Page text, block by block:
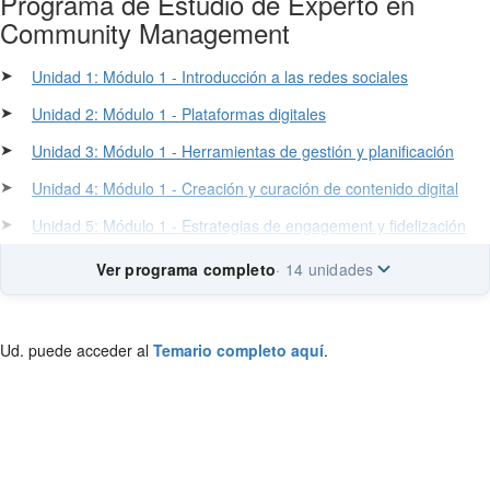
Community Management
➤
Unidad 1: Módulo 1 - Introducción a las redes sociales
➤
Unidad 2: Módulo 1 - Plataformas digitales
➤
Unidad 3: Módulo 1 - Herramientas de gestión y planificación
➤
Unidad 4: Módulo 1 - Creación y curación de contenido digital
➤
Unidad 5: Módulo 1 - Estrategias de engagement y fidelización
Ver programa completo· 14 unidades
Ud. puede acceder al Temario completo aquí.